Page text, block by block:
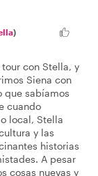
)
con Stella, y
Siena con
que sabíamos
cuando
local, Stella
y las
historias
A pesar
cosas nuevas y